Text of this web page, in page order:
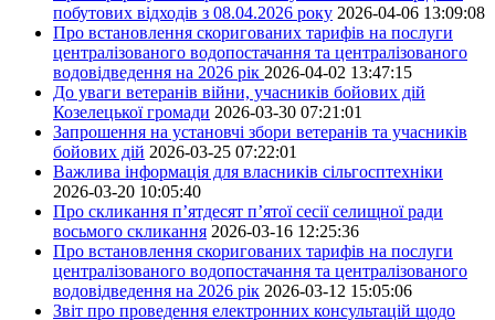
побутових відходів з 08.04.2026 року 2026-04-06 13:09:08
Про встановлення скоригованих тарифів на послуги
централізованого водопостачання та централізованого
водовідведення на 2026 рік 2026-04-02 13:47:15
До уваги ветеранів війни, учасників бойових дій
Козелецької громади 2026-03-30 07:21:01
Запрошення на установчі збори ветеранів та учасників
бойових дій 2026-03-25 07:22:01
Важлива інформація для власників сільгосптехніки
2026-03-20 10:05:40
Про скликання п’ятдесят п’ятої сесії селищної ради
восьмого скликання 2026-03-16 12:25:36
Про встановлення скоригованих тарифів на послуги
централізованого водопостачання та централізованого
водовідведення на 2026 рік 2026-03-12 15:05:06
Звіт про проведення електронних консультацій щодо